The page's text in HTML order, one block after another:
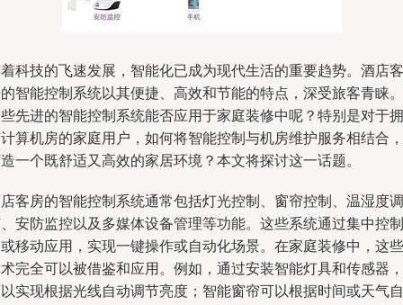
科技的飞速发展，智能化已成为现代生活的重要趋势。酒店客
智能控制系统以其便捷、高效和节能的特点，深受旅客青睐。
先进的智能控制系统能否应用于家庭装修中呢？特别是对于拥
算机房的家庭用户，如何将智能控制与机房维护服务相结合，
一个既舒适又高效的家居环境？本文将探讨这一话题。
客房的智能控制系统通常包括灯光控制、窗帘控制、温湿度调
安防监控以及多媒体设备管理等功能。这些系统通过集中控制
移动应用，实现一键操作或自动化场景。在家庭装修中，这些
完全可以被借鉴和应用。例如，通过安装智能灯具和传感器，
实现根据光线自动调节亮度；智能窗帘可以根据时间或天气自